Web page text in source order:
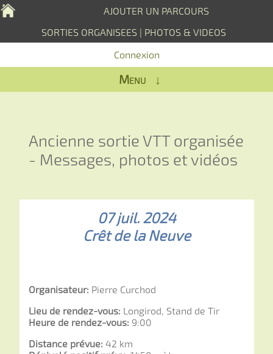
AJOUTER UN PARCOURS
SORTIES ORGANISEES | PHOTOS & VIDEOS
Connexion
Menu ↓
Ancienne sortie VTT organisée
- Messages, photos et vidéos
07 juil. 2024
Crêt de la Neuve
Organisateur: Pierre Curchod
Lieu de rendez-vous: Longirod, Stand de Tir
Heure de rendez-vous: 9:00
Distance prévue: 42 km